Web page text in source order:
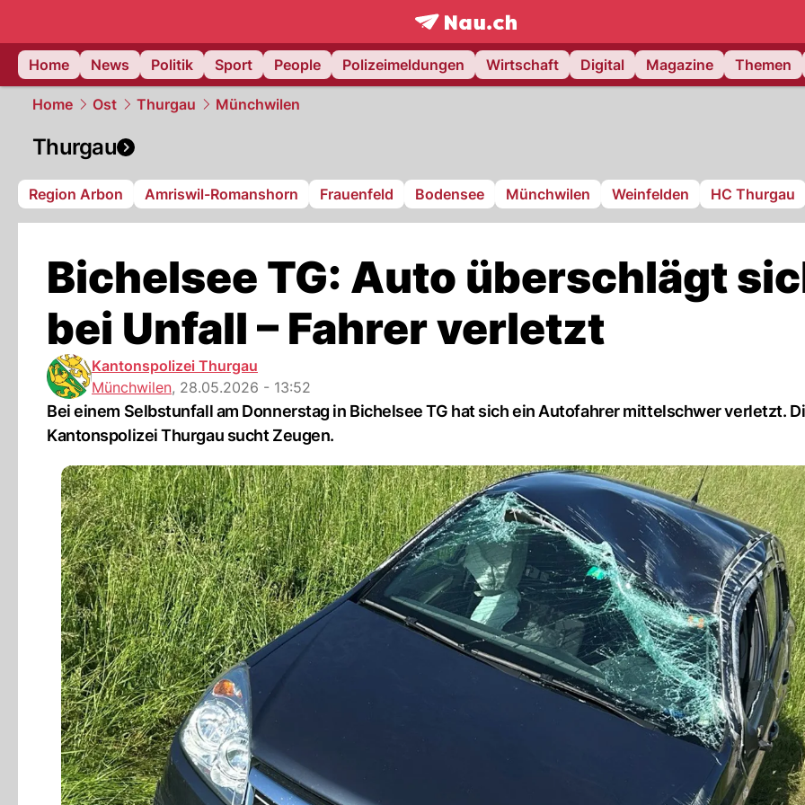
frontpage.NAU.ch
Home
News Politik Sport People Polizeimeldungen Wirtschaft Digital Magazine Themen
Home Ost Thurgau Münchwilen
Thurgau
Region Arbon Amriswil-Romanshorn Frauenfeld Bodensee Münchwilen Weinfelden HC Thurgau
Bichelsee TG: Auto überschlägt
bei Unfall – Fahrer verletzt
Kantonspolizei Thurgau
Münchwilen, 28.05.2026 - 13:52
Bei einem Selbstunfall am Donnerstag in Bichelsee TG hat sich ein Autofahrer mittelschwer verletzt.
Kantonspolizei Thurgau sucht Zeugen.